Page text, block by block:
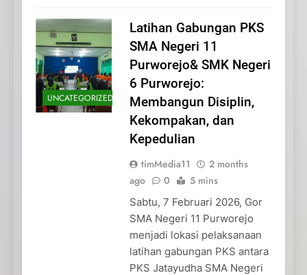
UNCATEGORIZED
Latihan Gabungan PKS
SMA Negeri 11
Purworejo& SMK Negeri
6 Purworejo:
Membangun Disiplin,
Kekompakan, dan
Kepedulian
timMedia11
2 months
ago
0 5 mins
Sabtu, 7 Februari 2026, Gor
SMA Negeri 11 Purworejo
menjadi lokasi pelaksanaan
latihan gabungan PKS antara
PKS Jatayudha SMA Negeri